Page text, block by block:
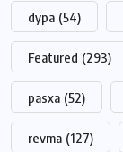
dypa (54)
Featured (293)
pasxa (52)
revma (127)